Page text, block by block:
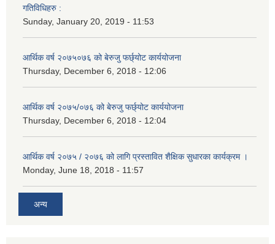
गतिविधिहरु :
Sunday, January 20, 2019 - 11:53
आर्थिक वर्ष २०७५०७६ को बेरुजु फर्छ्योट कार्ययोजना
Thursday, December 6, 2018 - 12:06
आर्थिक वर्ष २०७५/०७६ को बेरुजु फर्छ्योट कार्ययोजना
Thursday, December 6, 2018 - 12:04
आर्थिक वर्ष २०७५ / २०७६ को लागि प्रस्तावित शैक्षिक सुधारका कार्यक्रम ।
Monday, June 18, 2018 - 11:57
अन्य